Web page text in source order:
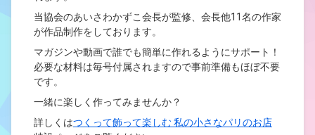
当協会のあいさわかずこ会長が監修、会長他11名の作家
が作品制作をしております。
マガジンや動画で誰でも簡単に作れるようにサポート！
必要な材料は毎号付属されますので事前準備もほぼ不要
です。
一緒に楽しく作ってみませんか？
詳しくはつくって飾って楽しむ 私の小さなパリのお店